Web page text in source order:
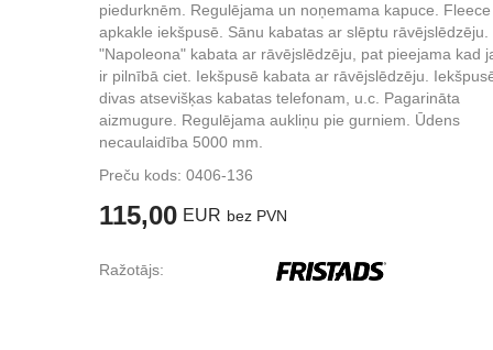
piedurknēm. Regulējama un noņemama kapuce. Fleece
apkakle iekšpusē. Sānu kabatas ar slēptu rāvējslēdzēju.
"Napoleona" kabata ar rāvējslēdzēju, pat pieejama kad
ir pilnībā ciet. Iekšpusē kabata ar rāvējslēdzēju.
divas atsevišķas kabatas telefonam, u.c. Pagarināta
aizmugure. Regulējama aukliņu pie gurniem. Ūdens
necaulaidība 5000 mm.
Preču kods: 0406-136
115,00 EUR bez PVN
Ražotājs: